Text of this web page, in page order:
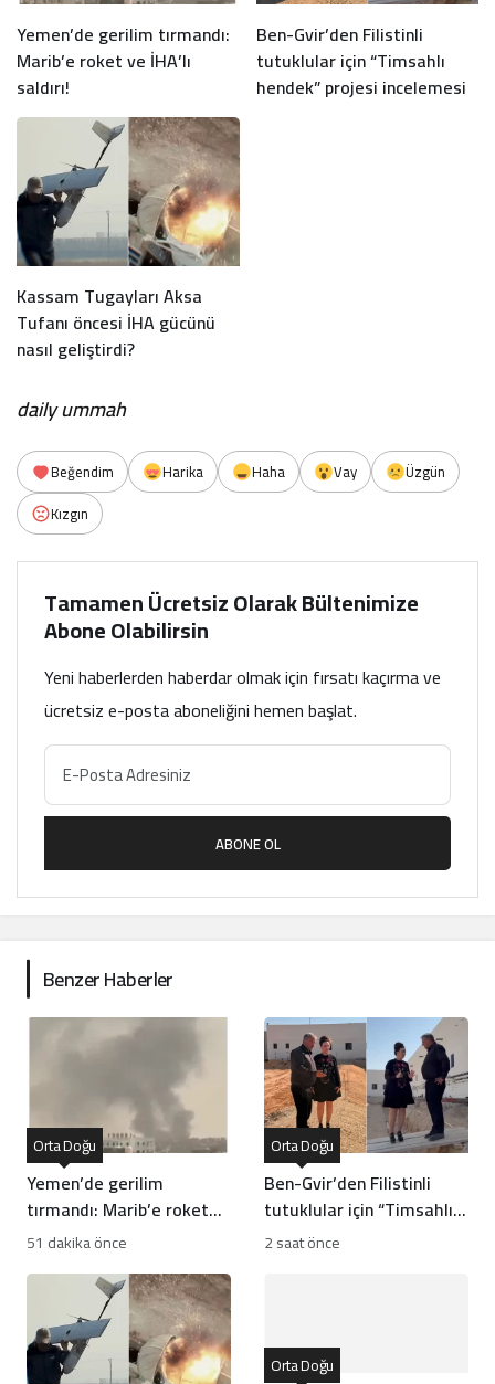
Yemen’de gerilim tırmandı:
Marib’e roket ve İHA’lı
saldırı!
Ben-Gvir’den Filistinli
tutuklular için “Timsahlı
hendek” projesi incelemesi
Kassam Tugayları Aksa
Tufanı öncesi İHA gücünü
nasıl geliştirdi?
daily ummah
Beğendim Harika Haha Vay
Üzgün
Kızgın
Tamamen Ücretsiz Olarak Bültenimize
Abone Olabilirsin
Yeni haberlerden haberdar olmak için fırsatı kaçırma ve
ücretsiz e-posta aboneliğini hemen başlat.
ABONE OL
Benzer Haberler
Yemen’de gerilim
tırmandı: Marib’e roket
ve İHA’lı saldırı!
Orta Doğu
51 dakika önce
Ben-Gvir’den Filistinli
tutuklular için “Timsahlı
hendek” projesi
Orta Doğu
2 saat önce
Orta Doğu